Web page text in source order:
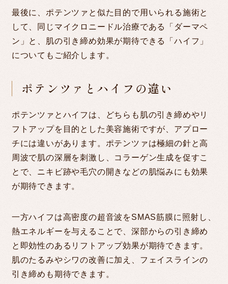
最後に、ポテンツァと似た目的で用いられる施術と
して、同じマイクロニードル治療である「ダーマペ
ン」と、肌の引き締め効果が期待できる「ハイフ」
についてもご紹介します。
ポテンツァとハイフの違い
ポテンツァとハイフは、どちらも肌の引き締めやリ
フトアップを目的とした美容施術ですが、アプロー
チには違いがあります。ポテンツァは極細の針と高
周波で肌の深層を刺激し、コラーゲン生成を促すこ
とで、ニキビ跡や毛穴の開きなどの肌悩みにも効果
が期待できます。
一方ハイフは高密度の超音波をSMAS筋膜に照射し、
熱エネルギーを与えることで、深部からの引き締め
と即効性のあるリフトアップ効果が期待できます。
肌のたるみやシワの改善に加え、フェイスラインの
引き締めも期待できます。